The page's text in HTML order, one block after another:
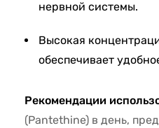
нервной системы.
Высокая
обеспечивает
Рекомендации
(Pantethine) в день,